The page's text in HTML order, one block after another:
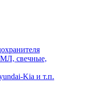
свечные,
Kia и т.п.